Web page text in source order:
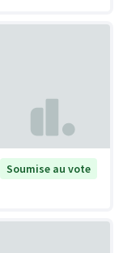
Soumise au vote